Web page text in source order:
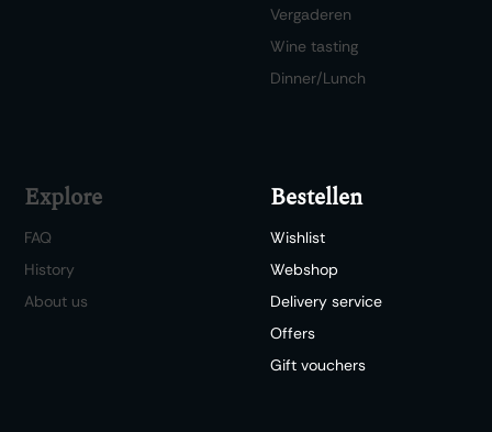
Vergaderen
Wine tasting
Dinner/Lunch
Explore
FAQ
History
About us
Bestellen
Wishlist
Webshop
Delivery service
Offers
Gift vouchers